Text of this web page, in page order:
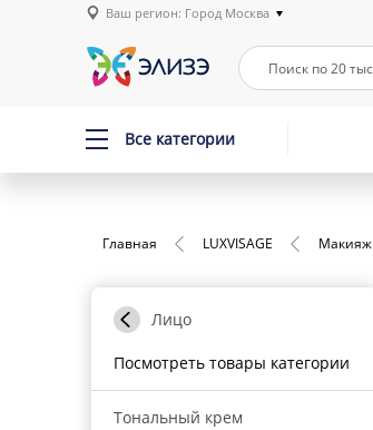
Ваш регион: Город Москва
Все категории
Главная LUXVISAGE Макияж
Лицо
Посмотреть товары категории
Тональный крем